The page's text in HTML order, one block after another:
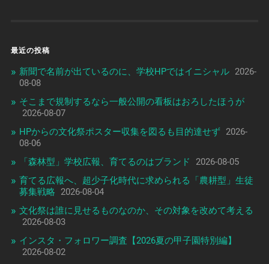
最近の投稿
新聞で名前が出ているのに、学校HPではイニシャル 2026-
08-08
そこまで規制するなら一般公開の看板はおろしたほうが
2026-08-07
HPからの文化祭ポスター収集を図るも目的達せず 2026-
08-06
「森林型」学校広報、育てるのはブランド
2026-08-05
育てる広報へ、超少子化時代に求められる「農耕型」生徒
募集戦略
2026-08-04
文化祭は誰に見せるものなのか、その対象を改めて考える
2026-08-03
インスタ・フォロワー調査【2026夏の甲子園特別編】
2026-08-02